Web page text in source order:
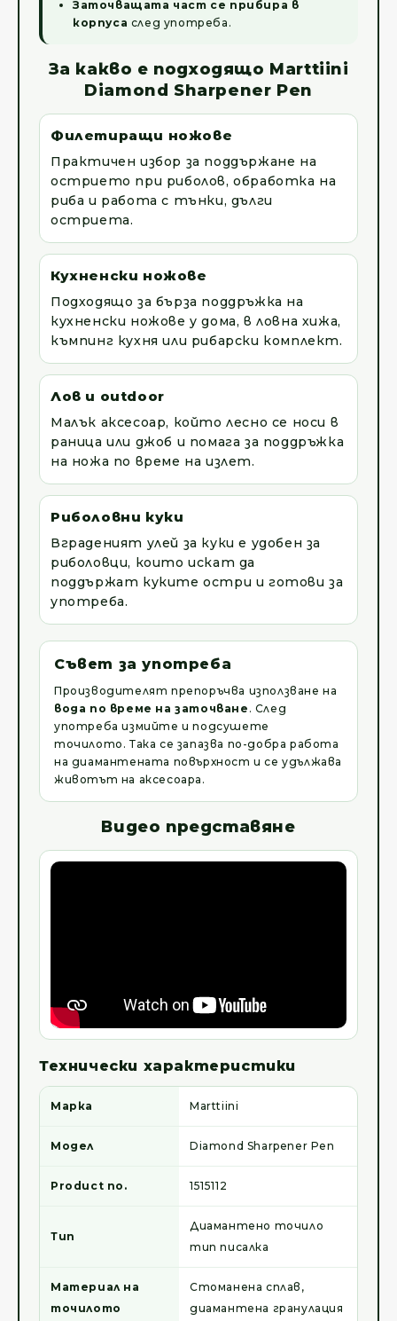
Заточващата част се прибира в
корпуса след употреба.
За какво е подходящо Marttiini
Diamond Sharpener Pen
Филетиращи ножове
Практичен избор за поддържане на
острието при риболов, обработка на
риба и работа с тънки, дълги
остриета.
Кухненски ножове
Подходящо за бърза поддръжка на
кухненски ножове у дома, в ловна хижа,
къмпинг кухня или рибарски комплект.
Лов и outdoor
Малък аксесоар, който лесно се носи в
раница или джоб и помага за поддръжка
на ножа по време на излет.
Риболовни куки
Вграденият улей за куки е удобен за
риболовци, които искат да
поддържат куките остри и готови за
употреба.
Съвет за употреба
Производителят препоръчва използване на
вода по време на заточване . След
употреба измийте и подсушете
точилото. Така се запазва по-добра работа
на диамантената повърхност и се удължава
животът на аксесоара.
Видео представяне
Технически характеристики
Марка Marttiini
Модел Diamond Sharpener Pen
Product no. 1515112
Тип
Диамантено точило
тип писалка
Материал на
точилото
Стоманена сплав,
диамантена гранулация